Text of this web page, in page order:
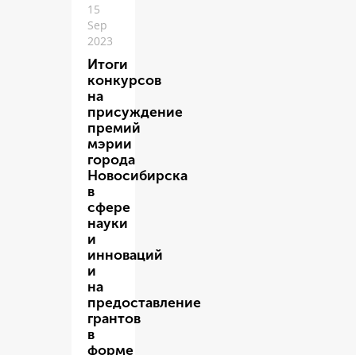
15
Sep
2023
Итоги
конкурсов
на
присуждение
премий
мэрии
города
Новосибирска
в
сфере
науки
и
инноваций
и
на
предоставление
грантов
в
форме